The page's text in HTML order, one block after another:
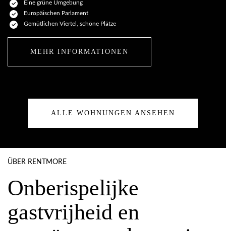
Eine grüne Umgebung
Europäischen Parlament
Gemütlichen Viertel, schöne Plätze
MEHR INFORMATIONEN
ALLE WOHNUNGEN ANSEHEN
ÜBER RENTMORE
Onberispelijke
gastvrijheid en